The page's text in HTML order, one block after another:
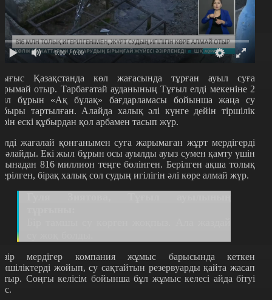
0:00 / 0:00
Қазақстанда көл жағасында тұрған ауыл суға
отыр. Тарбағатай ауданының Тұғыл елді мекеніне 2
бұрын «Ақ бұлақ» бағдарламасы бойынша жаңа су
тартылған. Алайда халық әлі күнге дейін тіршілік
ескі құбырдан қол арбамен тасып жүр.
жағалай қонғанымен суға жарымаған жұрт мердігерді
Екі жыл бұрын осы ауылды ауыз сумен қамту үшін
816 миллион теңге бөлінген. Берілген ақша толық
бірақ халық сол судың игілігін әлі көре алмай жүр.
мердігер компания жұмыс барысында кеткен
жойып, су сақтайтын резервуарды қайта жасап
Соңғы келісім бойынша бұл жұмыс келесі айда бітуі